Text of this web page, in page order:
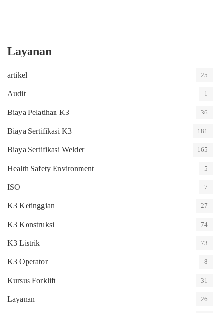
Layanan
artikel 25
Audit 1
Biaya Pelatihan K3 36
Biaya Sertifikasi K3 181
Biaya Sertifikasi Welder 165
Health Safety Environment 5
ISO 7
K3 Ketinggian 27
K3 Konstruksi 74
K3 Listrik 73
K3 Operator 8
Kursus Forklift 31
Layanan 26